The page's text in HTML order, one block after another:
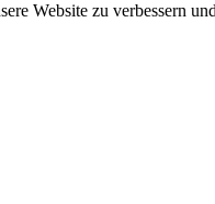
Website zu verbessern